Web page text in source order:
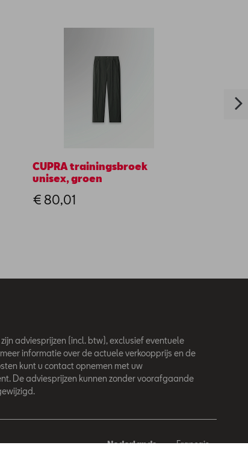
CUPRA trainingsbroek
unisex, groen
€ 80,01
adviesprijzen (incl. btw), exclusief eventuele
informatie over de actuele verkoopprijs en de
kunt u contact opnemen met uw
De adviesprijzen kunnen zonder voorafgaande
Nederlands Français